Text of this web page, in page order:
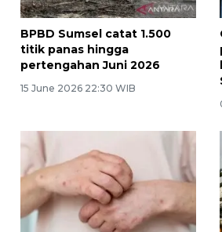
BPBD Sumsel catat 1.500
titik panas hingga
pertengahan Juni 2026
15 June 2026 22:30 WIB